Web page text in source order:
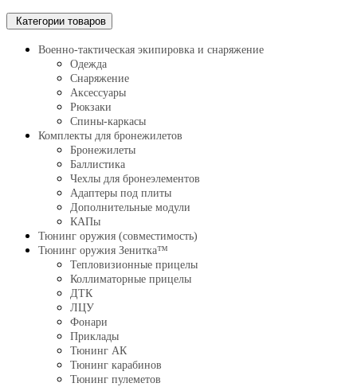
Категории товаров
Военно-тактическая экипировка и снаряжение
Одежда
Снаряжение
Аксессуары
Рюкзаки
Спины-каркасы
Комплекты для бронежилетов
Бронежилеты
Баллистика
Чехлы для бронеэлементов
Адаптеры под плиты
Дополнительные модули
КАПы
Тюнинг оружия (совместимость)
Тюнинг оружия Зенитка™
Тепловизионные прицелы
Коллиматорные прицелы
ДТК
ЛЦУ
Фонари
Приклады
Тюнинг АК
Тюнинг карабинов
Тюнинг пулеметов